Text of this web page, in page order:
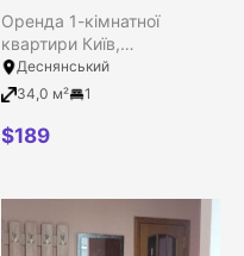
Оренда 1-кімнатної
квартири Київ,
Деснянський район,
Левицького вулиця, 18
Деснянський
34,0 м²
1
$189